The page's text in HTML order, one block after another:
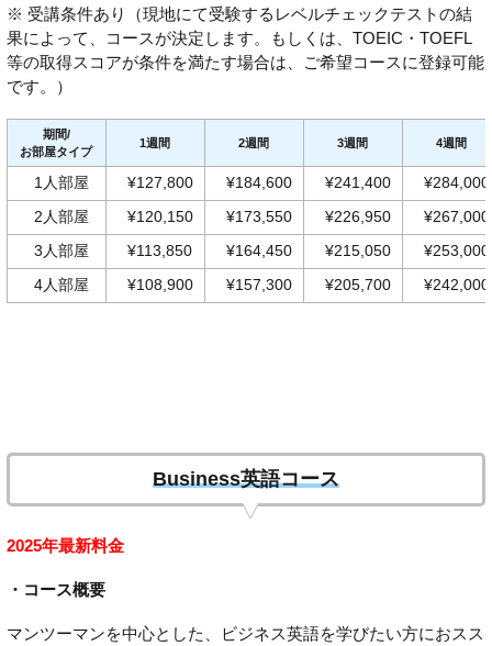
※ 受講条件あり（現地にて受験するレベルチェックテストの結
果によって、コースが決定します。もしくは、TOEIC・TOEFL
等の取得スコアが条件を満たす場合は、ご希望コースに登録可能
です。）
期間/
お部屋タイプ
1週間 2週間 3週間 4週間
1人部屋 ¥127,800 ¥184,600 ¥241,400 ¥284,000
2人部屋 ¥120,150 ¥173,550 ¥226,950 ¥267,000
3人部屋 ¥113,850 ¥164,450 ¥215,050 ¥253,000
4人部屋 ¥108,900 ¥157,300 ¥205,700 ¥242,000
Business英語コース
2025年最新料金
・コース概要
マンツーマンを中心とした、ビジネス英語を学びたい方におスス